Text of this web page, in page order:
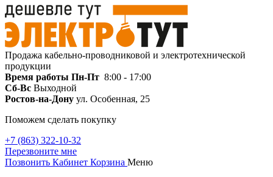
Продажа кабельно-проводниковой и электротехнической
продукции
Время работы Пн-Пт 8:00 - 17:00
Сб-Вс Выходной
Ростов-на-Дону ул. Особенная, 25
Поможем сделать покупку
+7 (863) 322-10-32
Перезвоните мне
Позвонить Кабинет Корзина Меню